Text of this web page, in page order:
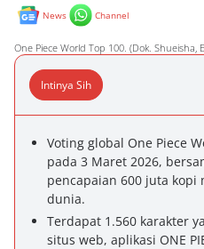
News Channel
One Piece World Top 100. (Dok. Shueisha,
Intinya Sih
Voting global One Piece
pada 3 Maret 2026,
pencapaian 600 juta
dunia.
Terdapat 1.560 karakter
situs web, aplikasi ONE